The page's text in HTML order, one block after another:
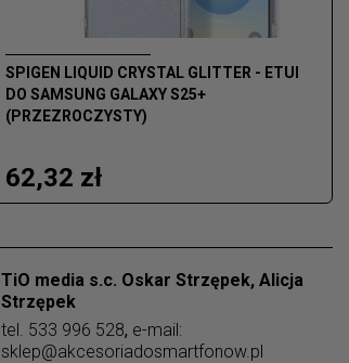
SPIGEN LIQUID CRYSTAL GLITTER - ETUI
DO SAMSUNG GALAXY S25+
(PRZEZROCZYSTY)
62,32 zł
TiO media s.c. Oskar Strzępek, Alicja
Strzępek
tel. 533 996 528, e-mail:
sklep@akcesoriadosmartfonow.pl